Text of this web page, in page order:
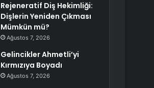
Rejeneratif Diş Hekimliği:
Dişlerin Yeniden Çıkması
Mümkün mü?
Ağustos 7, 2026
Gelincikler Ahmetli’yi
Kırmızıya Boyadı
Ağustos 7, 2026